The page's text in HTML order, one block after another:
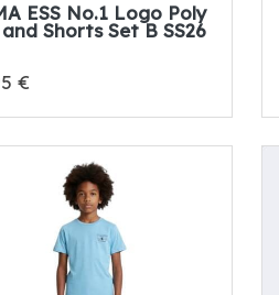
ESS No.1 Logo Poly
and Shorts Set B SS26
€